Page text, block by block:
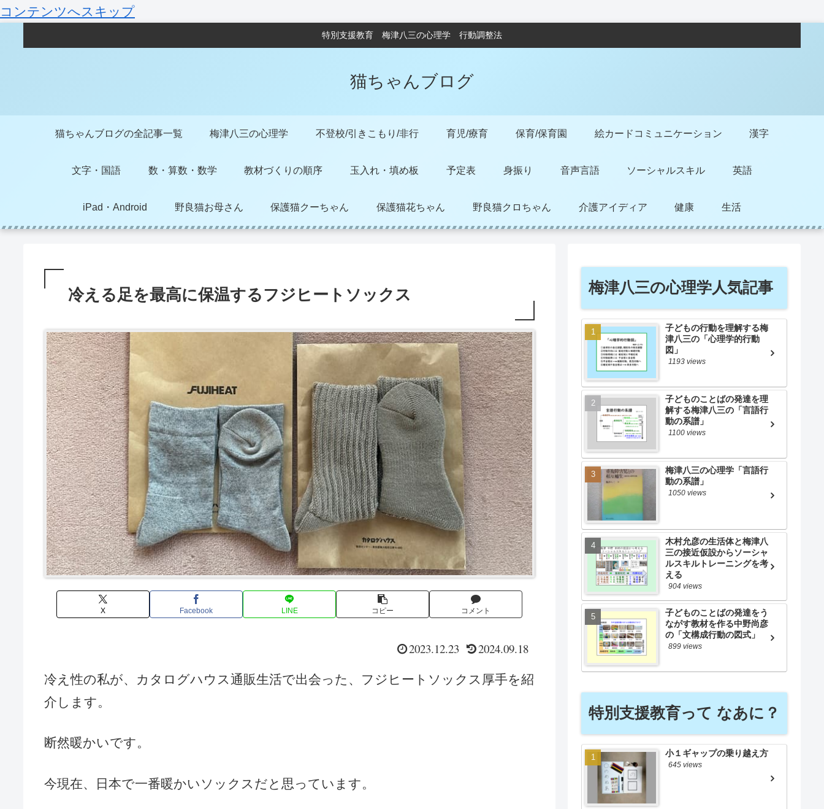
コンテンツへスキップ
特別支援教育 梅津八三の心理学 行動調整法
猫ちゃんブログ
猫ちゃんブログの全記事一覧 梅津八三の心理学 不登校/引きこもり/非行 育児/療育 保育/保育園 絵カードコミュニケーション 漢字
文字・国語 数・算数・数学 教材づくりの順序 玉入れ・填め板 予定表 身振り 音声言語 ソーシャルスキル 英語
iPad・Android 野良猫お母さん 保護猫クーちゃん 保護猫花ちゃん 野良猫クロちゃん 介護アイディア 健康 生活
冷える足を最高に保温するフジヒートソックス
X Facebook LINE コピー コメント
2023.12.23 2024.09.18
冷え性の私が、カタログハウス通販生活で出会った、フジヒートソックス厚手を紹
介します。
断然暖かいです。
今現在、日本で一番暖かいソックスだと思っています。
梅津八三の心理学人気記事
子どもの行動を理解する梅
津八三の「心理学的行動
図」
1193 views
子どものことばの発達を理
解する梅津八三の「言語行
動の系譜」
1100 views
梅津八三の心理学「言語行
動の系譜」
1050 views
木村允彦の生活体と梅津八
三の接近仮設からソーシャ
ルスキルトレーニングを考
える
904 views
子どものことばの発達をう
ながす教材を作る中野尚彦
の「文構成行動の図式」
899 views
特別支援教育って なあに？
小１ギャップの乗り越え方
645 views